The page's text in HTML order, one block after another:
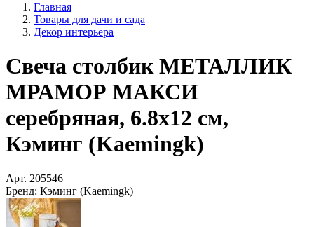
Главная
Товары для дачи и сада
Декор интерьера
Свеча столбик МЕТАЛЛИК
МРАМОР МАКСИ
серебряная, 6.8х12 см,
Кэминг (Kaemingk)
Арт. 205546
Бренд: Кэминг (Kaemingk)